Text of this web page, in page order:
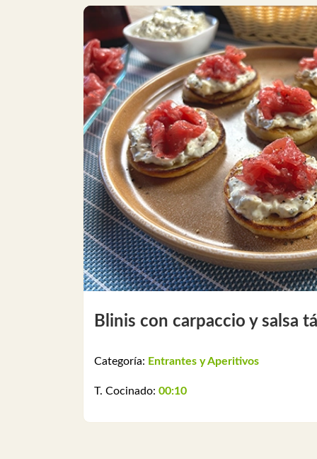
Blinis con carpaccio y salsa
Categoría: Entrantes y Aperitivos
T. Cocinado: 00:10